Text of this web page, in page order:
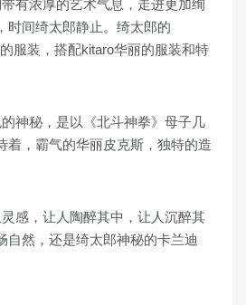
有浓厚的艺术气息，走进更加绚
时间绮太郎静止。绮太郎的
服装，搭配kitaro华丽的服装和特
神秘，是以《北斗神拳》母子几
着，霸气的华丽皮克斯，独特的造
感，让人陶醉其中，让人沉醉其
自然，还是绮太郎神秘的卡兰迪